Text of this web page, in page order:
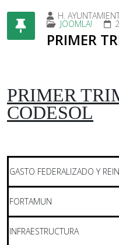
H.
JOOMLA!
PRIMER
PRIMER
CODESOL
GASTO FEDERALIZADO Y
FORTAMUN
INFRAESTRUCTURA